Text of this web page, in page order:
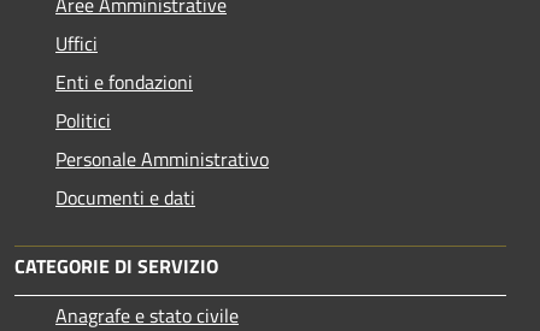
Uffici
Enti e fondazioni
Politici
Personale Amministrativo
Documenti e dati
CATEGORIE DI SERVIZIO
Anagrafe e stato civile